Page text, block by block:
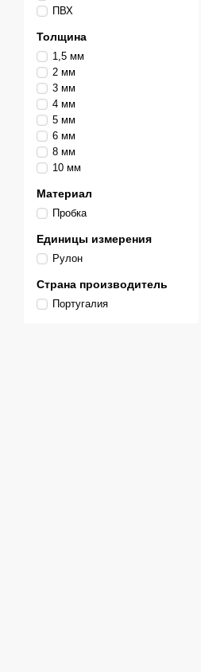
ПВХ
Толщина
1,5 мм
2 мм
3 мм
4 мм
5 мм
6 мм
8 мм
10 мм
Материал
Пробка
Единицы измерения
Рулон
Страна производитель
Португалия